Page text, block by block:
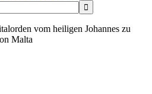
vom heiligen Johannes zu
Malta